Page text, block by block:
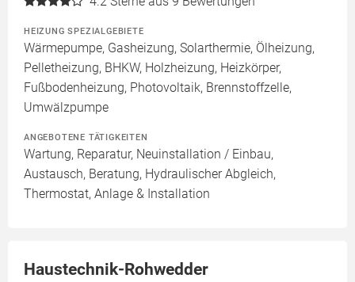
HEIZUNG SPEZIALGEBIETE
Wärmepumpe, Gasheizung, Solarthermie, Ölheizung,
Pelletheizung, BHKW, Holzheizung, Heizkörper,
Fußbodenheizung, Photovoltaik, Brennstoffzelle,
Umwälzpumpe
ANGEBOTENE TÄTIGKEITEN
Wartung, Reparatur, Neuinstallation / Einbau,
Austausch, Beratung, Hydraulischer Abgleich,
Thermostat, Anlage & Installation
Haustechnik-Rohwedder